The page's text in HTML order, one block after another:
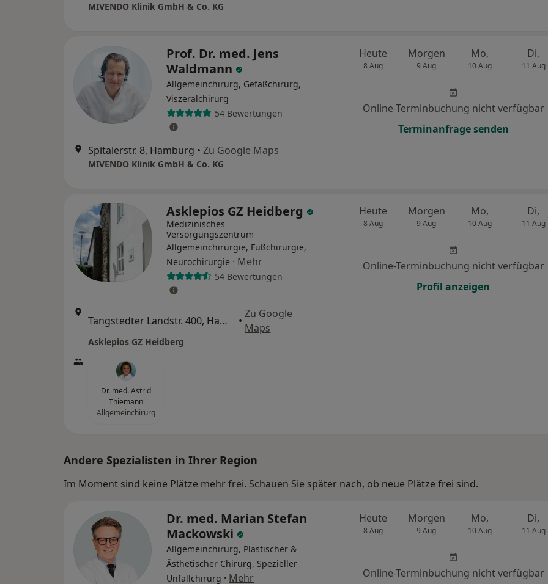
MIVENDO Klinik GmbH & Co. KG
Prof. Dr. med. Jens
Waldmann
Allgemeinchirurg, Gefäßchirurg,
Viszeralchirurg
54 Bewertungen
Spitalerstr. 8, Hamburg • Zu Google Maps
MIVENDO Klinik GmbH & Co. KG
Heute
8 Aug
Morgen
9 Aug
Mo,
10 Aug
Di,
11 Aug
Online-Terminbuchung nicht verfügbar
Terminanfrage senden
Asklepios GZ Heidberg
Medizinisches
Versorgungszentrum
Allgemeinchirurgie, Fußchirurgie,
Neurochirurgie · Mehr
54 Bewertungen
Tangstedter Landstr. 400, Hamburg •
Zu Google
Maps
Asklepios GZ Heidberg
Dr. med. Astrid
Thiemann
Allgemeinchirurg
Heute
8 Aug
Morgen
9 Aug
Mo,
10 Aug
Di,
11 Aug
Online-Terminbuchung nicht verfügbar
Profil anzeigen
Andere Spezialisten in Ihrer Region
Im Moment sind keine Plätze mehr frei. Schauen Sie später nach, ob neue Plätze frei sind.
Dr. med. Marian Stefan
Mackowski
Allgemeinchirurg, Plastischer &
Ästhetischer Chirurg, Spezieller
Unfallchirurg · Mehr
Heute
8 Aug
Morgen
9 Aug
Mo,
10 Aug
Di,
11 Aug
Online-Terminbuchung nicht verfügbar